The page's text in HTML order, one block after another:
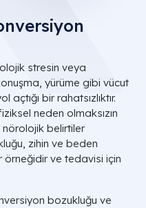
stresin veya
yürüme gibi vücut
bir rahatsızlıktır.
neden olmaksızın
nörolojik belirtiler
zihin ve beden
örneğidir ve tedavisi için
bozukluğu ve